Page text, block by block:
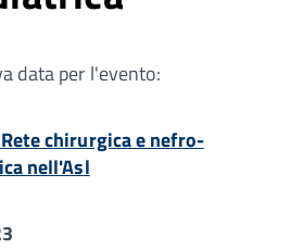
data per l'evento:
chirurgica e nefro-
nell'Asl